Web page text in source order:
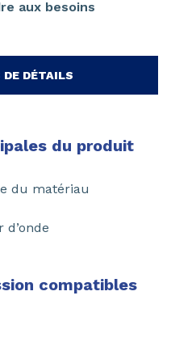
aux besoins
DÉTAILS
du produit
du matériau
compatibles